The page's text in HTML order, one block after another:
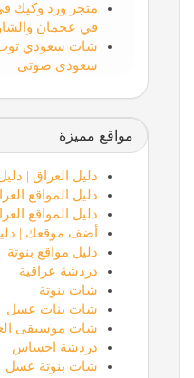
متجر ورد وكيك
في عجمان
شات سعودي
سعودي صوتي
مواقع مميزة
دليل العراق |
دليل المواقع
دليل المواقع
أضف موقعك |
دليل مواقع بنوتة
دردشة عراقية
شات بنوتة
شات بنات عسل
شات موسيقى
دردشة احساس
شات بنوتة عسل